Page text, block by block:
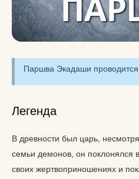
Паршва Экадаши
Легенда
В древности был царь,
семьи демонов, он поклонялся
своих жертвоприношениях и